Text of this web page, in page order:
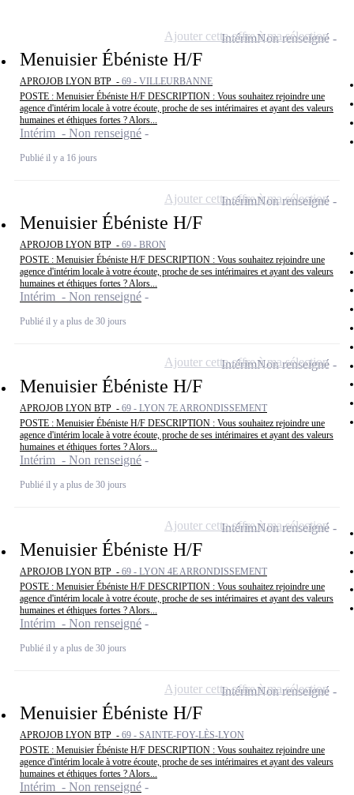
Menuisier Ébéniste H/F
APROJOB LYON BTP - 69 - VILLEURBANNE
POSTE : Menuisier Ébéniste H/F DESCRIPTION : Vous souhaitez rejoindre une
agence d'intérim locale à votre écoute, proche de ses intérimaires et ayant des valeurs
humaines et éthiques fortes ? Alors...
Intérim - Non renseigné
Publié il y a 16 jours
IntérimNon renseigné
Ajouter cette offre à ma sélection
Menuisier Ébéniste H/F
APROJOB LYON BTP - 69 - BRON
POSTE : Menuisier Ébéniste H/F DESCRIPTION : Vous souhaitez rejoindre une
agence d'intérim locale à votre écoute, proche de ses intérimaires et ayant des valeurs
humaines et éthiques fortes ? Alors...
Intérim - Non renseigné
Publié il y a plus de 30 jours
IntérimNon renseigné
Ajouter cette offre à ma sélection
Menuisier Ébéniste H/F
APROJOB LYON BTP - 69 - LYON 7E ARRONDISSEMENT
POSTE : Menuisier Ébéniste H/F DESCRIPTION : Vous souhaitez rejoindre une
agence d'intérim locale à votre écoute, proche de ses intérimaires et ayant des valeurs
humaines et éthiques fortes ? Alors...
Intérim - Non renseigné
Publié il y a plus de 30 jours
IntérimNon renseigné
Ajouter cette offre à ma sélection
Menuisier Ébéniste H/F
APROJOB LYON BTP - 69 - LYON 4E ARRONDISSEMENT
POSTE : Menuisier Ébéniste H/F DESCRIPTION : Vous souhaitez rejoindre une
agence d'intérim locale à votre écoute, proche de ses intérimaires et ayant des valeurs
humaines et éthiques fortes ? Alors...
Intérim - Non renseigné
Publié il y a plus de 30 jours
IntérimNon renseigné
Ajouter cette offre à ma sélection
Menuisier Ébéniste H/F
APROJOB LYON BTP - 69 - SAINTE-FOY-LÈS-LYON
POSTE : Menuisier Ébéniste H/F DESCRIPTION : Vous souhaitez rejoindre une
agence d'intérim locale à votre écoute, proche de ses intérimaires et ayant des valeurs
humaines et éthiques fortes ? Alors...
Intérim - Non renseigné
IntérimNon renseigné
Ajouter cette offre à ma sélection